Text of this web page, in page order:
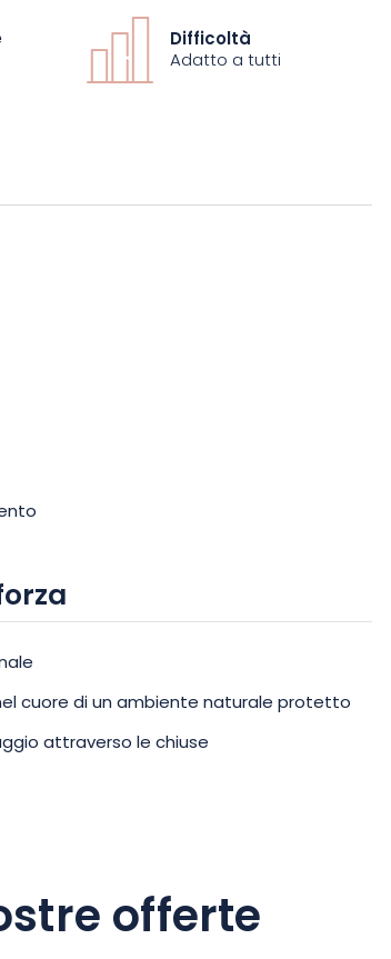
e lasciatevi trasportare dalla magia
Difficoltà
Adatto a tutti
cuore di un ambiente naturale protetto
attraverso le chiuse
offerte